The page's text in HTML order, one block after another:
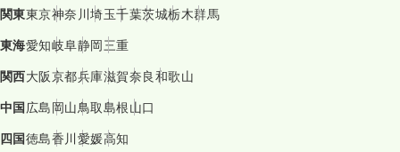
関東東京神奈川埼玉千葉茨城栃木群馬
東海愛知岐阜静岡三重
関西大阪京都兵庫滋賀奈良和歌山
中国広島岡山鳥取島根山口
四国徳島香川愛媛高知